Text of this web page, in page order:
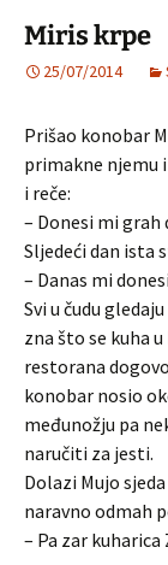
Miris krpe
25/07/2014
Prišao konobar
primakne njemu
i reče:
– Donesi mi grah
Sljedeći dan ista
– Danas mi
Svi u čudu
zna što se kuha
restorana
konobar nosio
međunožju pa
naručiti za jesti.
Dolazi Mujo
naravno odmah
– Pa zar kuharica